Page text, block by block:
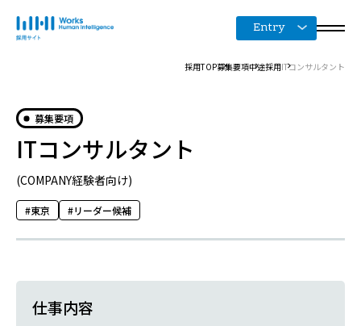
Entry
採用TOP募集要項中途採用ITコンサルタント
募集要項
ITコンサルタント
(COMPANY経験者向け)
東京 リーダー候補
仕事内容